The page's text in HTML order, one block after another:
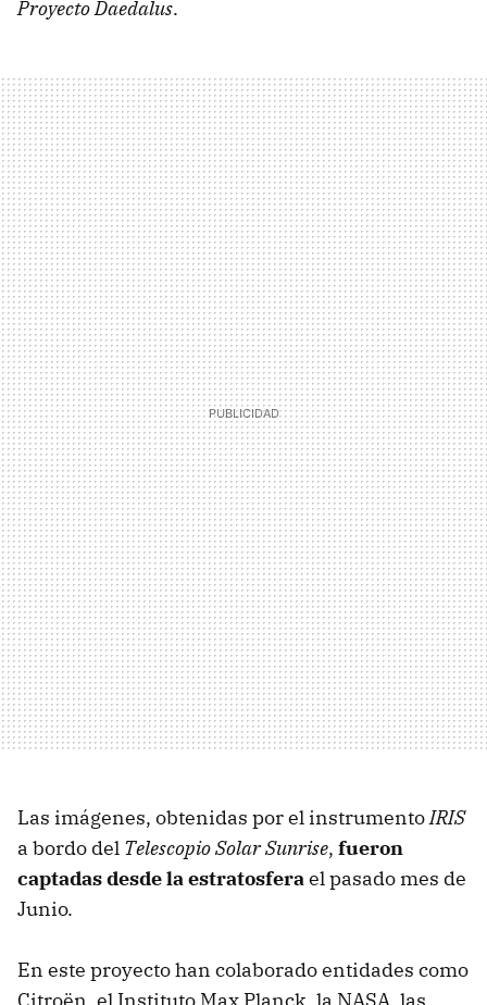
Proyecto Daedalus.
Las imágenes, obtenidas por el instrumentoIRIS
a bordo del Telescopio Solar Sunrise, fueron
captadas desde la estratosferael pasado mes de
Junio.
En este proyecto han colaborado entidades como
Citroën, el Instituto Max Planck, la NASA, las